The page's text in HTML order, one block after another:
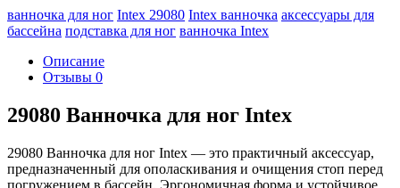
ванночка для ног Intex 29080 Intex ванночка аксессуары для
бассейна подставка для ног ванночка Intex
Описание
Отзывы 0
29080 Ванночка для ног Intex
29080 Ванночка для ног Intex — это практичный аксессуар,
предназначенный для ополаскивания и очищения стоп перед